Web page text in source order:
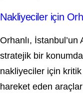
Nakliyeciler için
Orhanlı, İstanbul’un
stratejik bir
nakliyeciler için
hareket eden